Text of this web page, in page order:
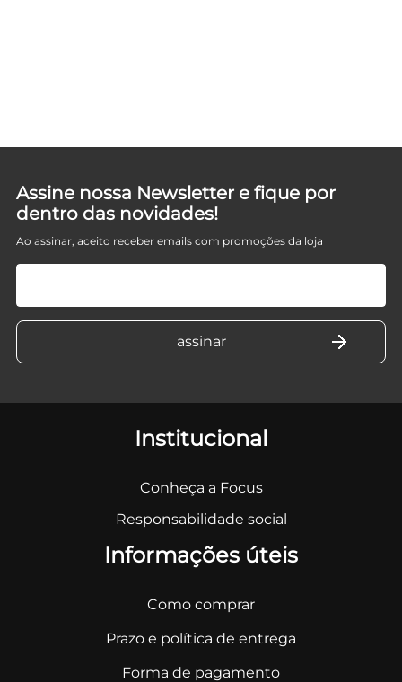
Assine nossa Newsletter e fique por
dentro das novidades!
Ao assinar, aceito receber emails com promoções da loja
Institucional
Conheça a Focus
Responsabilidade social
Informações úteis
Como comprar
Prazo e política de entrega
Forma de pagamento